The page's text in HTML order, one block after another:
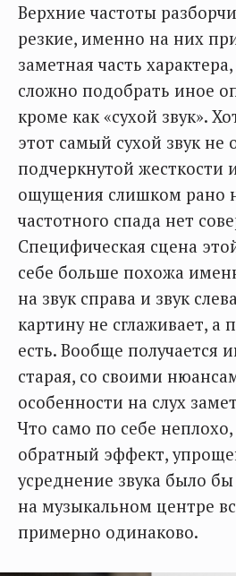
Верхние частоты
резкие, именно на них
заметная часть
сложно подобрать иное
кроме как «сухой звук».
этот самый сухой звук не
подчеркнутой жесткости
ощущения слишком рано
частотного спада нет
Специфическая сцена
себе больше похожа
на звук справа и звук
картину не сглаживает, а
есть. Вообще получается
старая, со своими
особенности на слух
Что само по себе
обратный эффект,
усреднение звука было
на музыкальном центре
примерно одинаково.